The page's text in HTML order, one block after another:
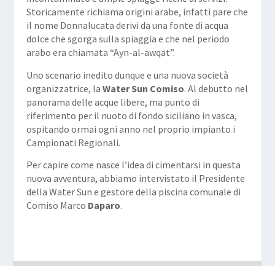
Storicamente richiama origini arabe, infatti pare che
il nome Donnalucata derivi da una fonte di acqua
dolce che sgorga sulla spiaggia e che nel periodo
arabo era chiamata “Ayn-al-awqat”.
Uno scenario inedito dunque e una nuova società
organizzatrice, la Water Sun Comiso. Al debutto nel
panorama delle acque libere, ma punto di
riferimento per il nuoto di fondo siciliano in vasca,
ospitando ormai ogni anno nel proprio impianto i
Campionati Regionali.
Per capire come nasce l’idea di cimentarsi in questa
nuova avventura, abbiamo intervistato il Presidente
della Water Sun e gestore della piscina comunale di
Comiso Marco Daparo.